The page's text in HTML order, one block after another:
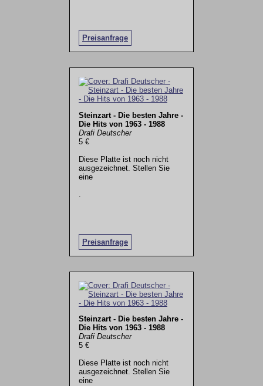
Preisanfrage
Steinzart - Die besten Jahre -
Die Hits von 1963 - 1988
Drafi Deutscher
5 €
Diese Platte ist noch nicht
ausgezeichnet. Stellen Sie
eine
Preisanfrage
Steinzart - Die besten Jahre -
Die Hits von 1963 - 1988
Drafi Deutscher
5 €
Diese Platte ist noch nicht
ausgezeichnet. Stellen Sie
eine